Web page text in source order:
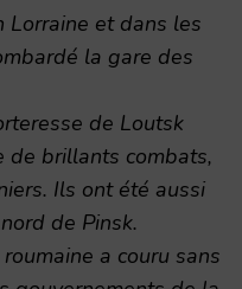
Lorraine et dans les
la gare des
de Loutsk
de brillants combats,
Ils ont été aussi
de Pinsk.
a couru sans